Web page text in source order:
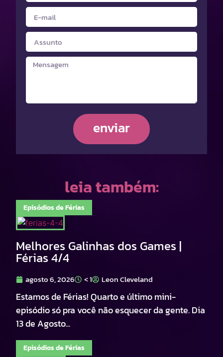
enviar
leia também:
Episódios de Férias
Melhores Galinhas dos Games |
Férias 4/4
agosto 6, 2026 < 1 Leon Cleveland
Estamos de Férias! Quarto e último mini-
episódio só pra você não esquecer da gente. Dia
13 de Agosto...
Episódios de Férias